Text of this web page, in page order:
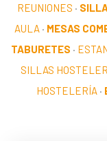
REUNIONES ·
AULA · MESAS
TABURETES ·
SILLAS
HOSTELERÍA ·